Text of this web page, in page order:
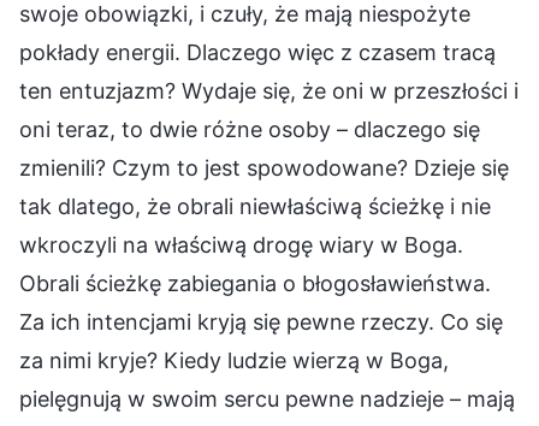
swoje obowiązki, i czuły, że mają niespożyte
pokłady energii. Dlaczego więc z czasem tracą
ten entuzjazm? Wydaje się, że oni w przeszłości i
oni teraz, to dwie różne osoby – dlaczego się
zmienili? Czym to jest spowodowane? Dzieje się
tak dlatego, że obrali niewłaściwą ścieżkę i nie
wkroczyli na właściwą drogę wiary w Boga.
Obrali ścieżkę zabiegania o błogosławieństwa.
Za ich intencjami kryją się pewne rzeczy. Co się
za nimi kryje? Kiedy ludzie wierzą w Boga,
pielęgnują w swoim sercu pewne nadzieje – mają